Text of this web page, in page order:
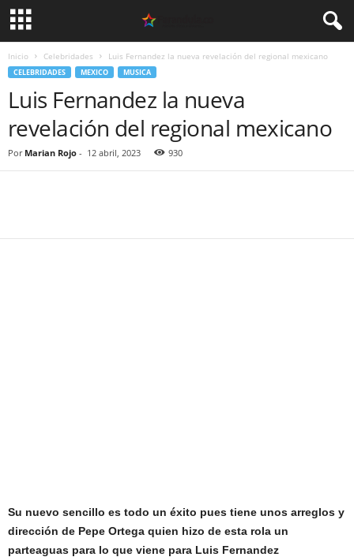
Inicio Celebridades Luis Fernandez la nueva revelación del regional mexicano
CELEBRIDADES MEXICO MUSICA
Luis Fernandez la nueva
revelación del regional mexicano
Por Marian Rojo - 12 abril, 2023 930
Su nuevo sencillo es todo un éxito pues tiene unos arreglos y
dirección de Pepe Ortega quien hizo de esta rola un
parteaguas para lo que viene para Luis Fernandez